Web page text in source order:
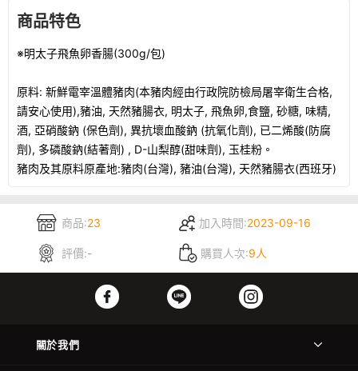
商品特色
※明太子飛魚卵香腸(300g/包)
原料: 新鮮電宰溫體豬肉(本豬肉經由行政院防檢局屠宰衛生合格,
請安心使用),豬油, 天然豬腸衣, 明太子, 飛魚卵,食鹽, 砂糖, 味精,
酒, 亞硝酸鈉 (保色劑), 異抗壞血酸鈉 (抗氧化劑), 已二烯酸(防腐
劑), 多磷酸鈉(結著劑) , D-山梨醇(甜味劑), 玉桂粉。
豬肉及其原料原產地:豬肉(台灣), 豬油(台灣), 天然豬腸衣(西班牙)
商品:23 加入時間:2023-09-16
評價:- 購買人次:9人
關於我們